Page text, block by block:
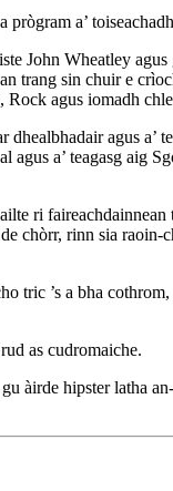
prògram a’
Wheatley
trang sin chuir e
agus iomadh
agus
a’ teagasg
ri
chòrr, rinn sia
’s a bha
as cudromaiche.
hipster latha